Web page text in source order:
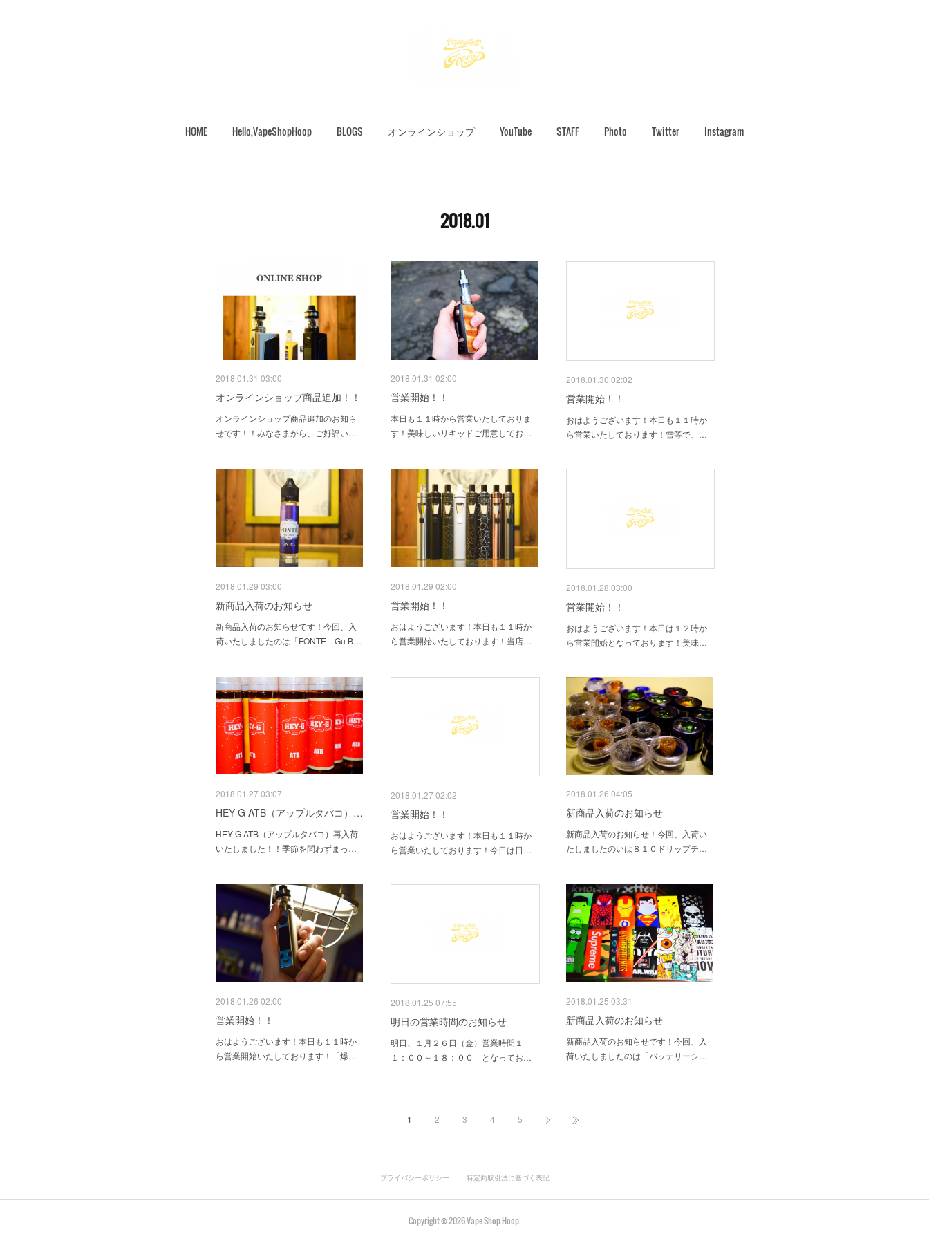
HOME Hello,VapeShopHoop BLOGS オンラインショップ YouTube STAFF Photo Twitter Instagram
2018.01
2018.01.31 03:00
オンラインショップ商品追加！！
オンラインショップ商品追加のお知ら
せです！！みなさまから、ご好評い…
2018.01.31 02:00
営業開始！！
本日も１１時から営業いたしておりま
す！美味しいリキッドご用意してお…
2018.01.30 02:02
営業開始！！
おはようございます！本日も１１時か
ら営業いたしております！雪等で、…
2018.01.29 03:00
新商品入荷のお知らせ
新商品入荷のお知らせです！今回、入
荷いたしましたのは「FONTE Gu B…
2018.01.29 02:00
営業開始！！
おはようございます！本日も１１時か
ら営業開始いたしております！当店…
2018.01.28 03:00
営業開始！！
おはようございます！本日は１２時か
ら営業開始となっております！美味…
2018.01.27 03:07
HEY-G ATB（アップルタバコ）…
HEY-G ATB（アップルタバコ）再入荷
いたしました！！季節を問わずまっ…
2018.01.27 02:02
営業開始！！
おはようございます！本日も１１時か
ら営業いたしております！今日は日…
2018.01.26 04:05
新商品入荷のお知らせ
新商品入荷のお知らせ！今回、入荷い
たしましたのいは８１０ドリップチ…
2018.01.26 02:00
営業開始！！
おはようございます！本日も１１時か
ら営業開始いたしております！「爆…
2018.01.25 07:55
明日の営業時間のお知らせ
明日、１月２６日（金）営業時間１
１：００～１８：００ となってお…
2018.01.25 03:31
新商品入荷のお知らせ
新商品入荷のお知らせです！今回、入
荷いたしましたのは「バッテリーシ…
1 2 3 4 5
プライバシーポリシー 特定商取引法に基づく表記
Copyright ©2026Vape Shop Hoop.